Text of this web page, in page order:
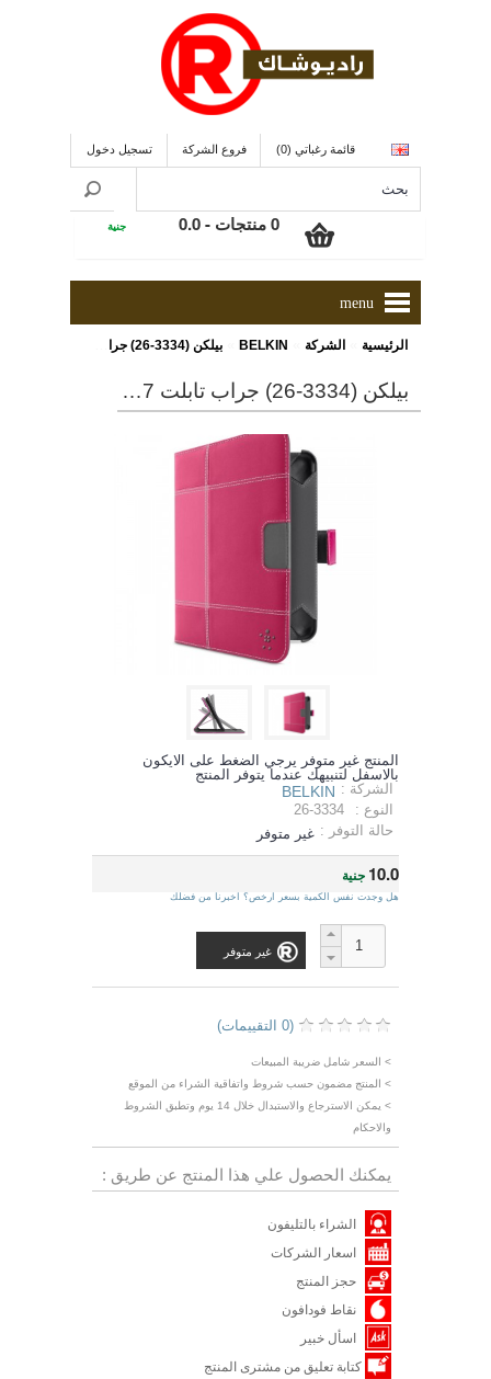
قائمة رغباتي (0) فروع الشركة تسجيل دخول
0 منتجات - 0.0 جنية
menu
الرئيسية الشركة BELKIN بيلكن (3334-26) جراب تابلت 7 بوصة
بيلكن (3334-26) جراب تابلت 7 بوصة
المنتج غير متوفر يرجي الضغط على الايكون
بالاسفل لتنبيهك عندما يتوفر المنتج
الشركة : BELKIN
النوع :
26-3334
حالة التوفر : غير متوفر
10.0 جنية
هل وجدت نفس الكمية بسعر ارخص؟ اخبرنا من فضلك
غير متوفر
(0 التقييمات)
> السعر شامل ضريبة المبيعات
> المنتج مضمون حسب شروط واتفاقية الشراء من الموقع
> يمكن الاسترجاع والاستبدال خلال 14 يوم وتطبق الشروط
والاحكام
يمكنك الحصول علي هذا المنتج عن طريق :
الشراء بالتليفون
اسعار الشركات
حجز المنتج
نقاط فودافون
اسأل خبير
كتابة تعليق من مشترى المنتج